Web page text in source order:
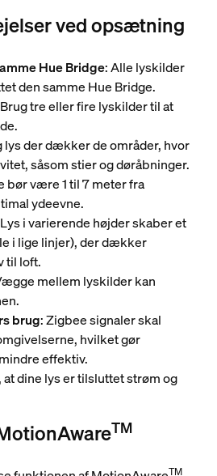
ved opsætning
Hue Bridge: Alle lyskilder
den samme Hue Bridge.
Brug tre eller fire lyskilder til at
lys der dækker de områder, hvor
såsom stier og døråbninger.
bør være 1 til 7 meter fra
ydeevne.
i varierende højder skaber et
i lige linjer), der dækker
til loft.
mellem lyskilder kan
brug: Zigbee signaler skal
hvilket gør
effektiv.
at dine lys er tilsluttet strøm og
TM
TM